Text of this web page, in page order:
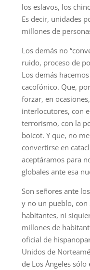
los eslavos, los
Es decir, unidades
millones de
Los demás no
ruido, proceso de
Los demás
cacofónico. Que,
forzar, en
interlocutores, con
terrorismo, con la
boicot. Y que, no
convertirse en
aceptáramos para
globales ante esa
Son señores ante
y no un pueblo,
habitantes, ni
millones de
oficial de
Unidos de
de Los Ángeles